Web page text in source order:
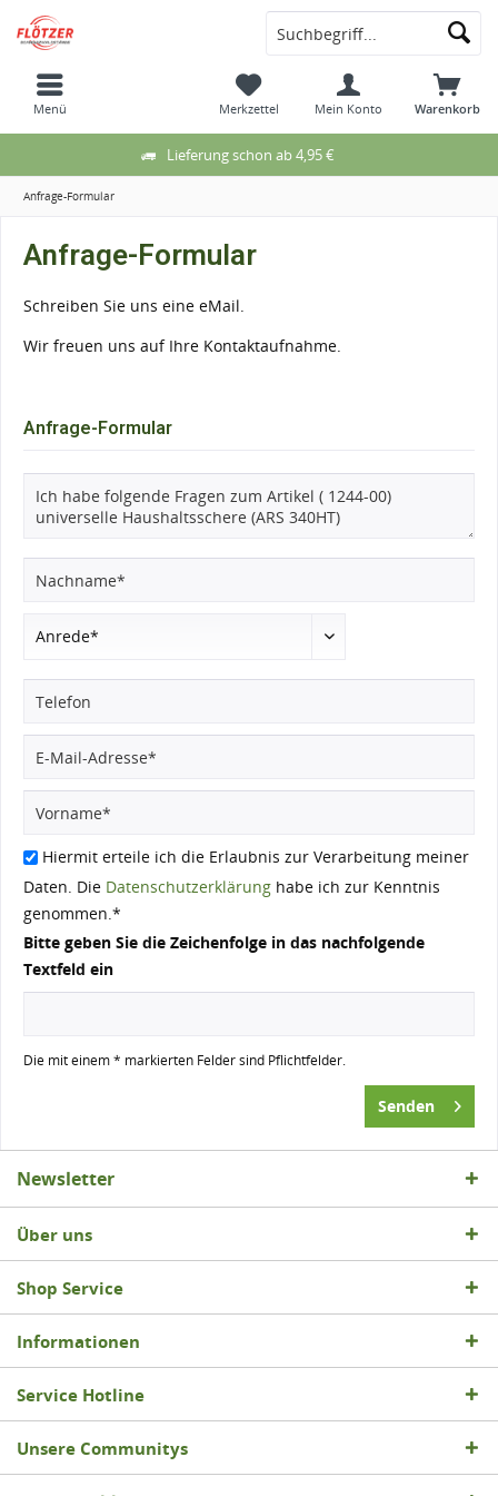
Menü Warenkorb
Merkzettel Mein Konto
Lieferung schon ab 4,95 €
Anfrage-Formular
Anfrage-Formular
Schreiben Sie uns eine eMail.
Wir freuen uns auf Ihre Kontaktaufnahme.
Anfrage-Formular
Hiermit erteile ich die Erlaubnis zur Verarbeitung meiner
Daten. Die Datenschutzerklärung habe ich zur Kenntnis
genommen.*
Bitte geben Sie die Zeichenfolge in das nachfolgende
Textfeld ein
Die mit einem * markierten Felder sind Pflichtfelder.
Senden
Newsletter
Über uns
Shop Service
Informationen
Service Hotline
Unsere Communitys